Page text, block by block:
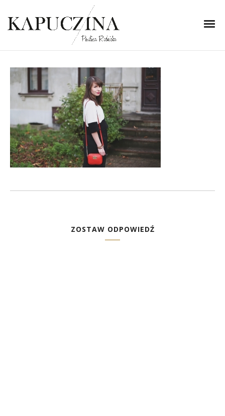
14 listopada 2014
IMG_2246
Written by
ZOSTAW ODPOWIEDŹ